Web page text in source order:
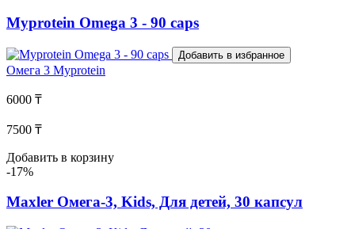
Myprotein Omega 3 - 90 caps
Добавить в избранное
Омега 3 Myprotein
6000 ₸
7500 ₸
Добавить в корзину
-17%
Maxler Омега-3, Kids, Для детей, 30 капсул